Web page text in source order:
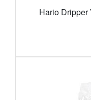
Hario Dripper